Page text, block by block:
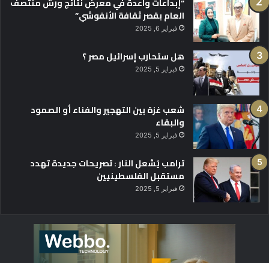
العام بقصر ثقافة الأنفوشي”
فبراير 6, 2025
هل ستحارب إسرائيل مصر ؟
فبراير 5, 2025
شعب غزة بين التهجير والفناء أو الصمود
والبقاء
فبراير 5, 2025
ترامب يُشعل النار : تصريحات جديدة تهدد
مستقبل الفلسطينيين
فبراير 5, 2025